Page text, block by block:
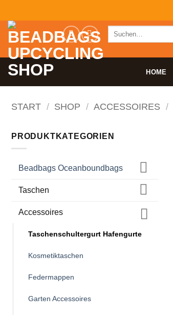
Inhalt
springen
Suchen
HOME
START / SHOP / ACCESSOIRES /
PRODUKTKATEGORIEN
Beadbags Oceanboundbags
Taschen
Accessoires
Taschenschultergurt Hafengurte
Kosmetiktaschen
Federmappen
Garten Accessoires